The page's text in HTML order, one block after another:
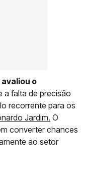
o
a falta de precisão
recorrente para os
Jardim. O
converter chances
ao setor